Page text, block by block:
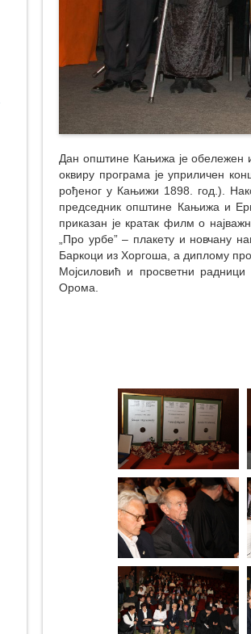
Дан општине Кањижа је обележен
оквиру програма је уприличен
рођеног у Кањижи 1898. год.).
председник општине Кањижа и
приказан је кратак филм о
„Про урбе” – плакету и новчану
Баркоци из Хоргоша, а диплому
Мојсиловић и просвет­ни
Орома.